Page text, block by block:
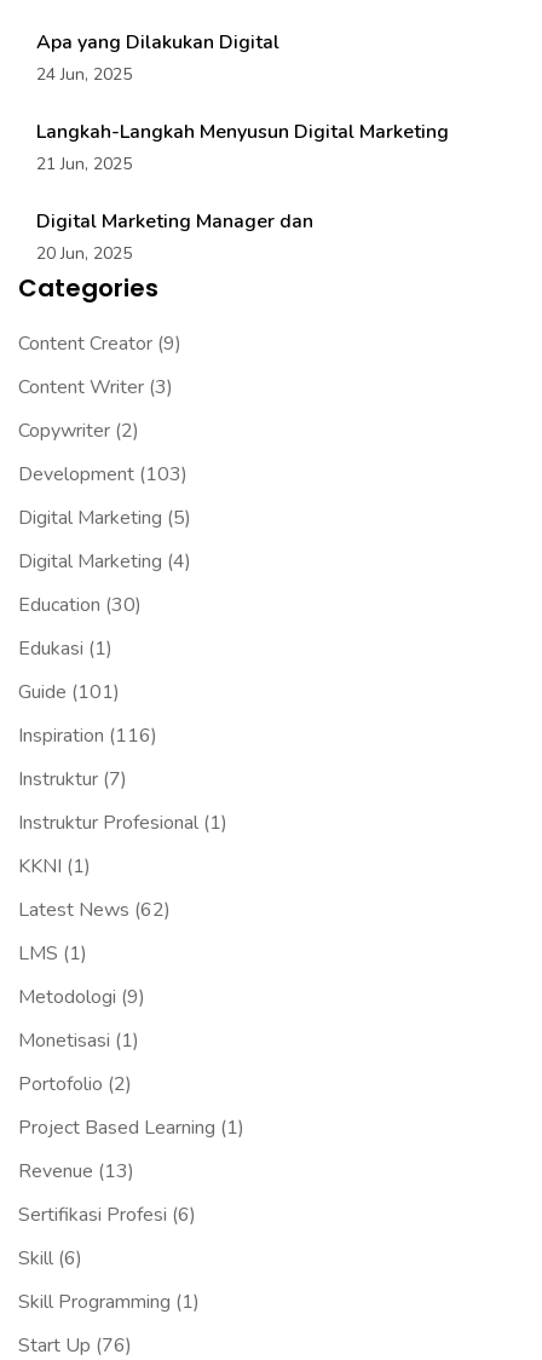
Apa yang Dilakukan Digital
24 Jun, 2025
Langkah-Langkah Menyusun Digital Marketing
21 Jun, 2025
Digital Marketing Manager dan
20 Jun, 2025
Categories
Content Creator (9)
Content Writer (3)
Copywriter (2)
Development (103)
Digital Marketing (5)
Digital Marketing (4)
Education (30)
Edukasi (1)
Guide (101)
Inspiration (116)
Instruktur (7)
Instruktur Profesional (1)
KKNI (1)
Latest News (62)
LMS (1)
Metodologi (9)
Monetisasi (1)
Portofolio (2)
Project Based Learning (1)
Revenue (13)
Sertifikasi Profesi (6)
Skill (6)
Skill Programming (1)
Start Up (76)